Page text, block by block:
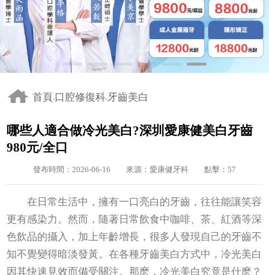
首頁-口腔修復科- 牙齒美白
哪些人適合做冷光美白?深圳愛康健美白牙齒
980元/全口
發布時間：2026-06-16 來源：愛康健牙科 點擊：57
在日常生活中，擁有一口亮白的牙齒，往往能讓笑容
更有感染力。然而，隨著日常飲食中咖啡、茶、紅酒等深
色飲品的攝入，加上年齡增長，很多人發現自己的牙齒不
知不覺變得暗淡發黃。在各種牙齒美白方式中，冷光美白
因其快速見效而備受關注。那麽，冷光美白究竟是什麽？